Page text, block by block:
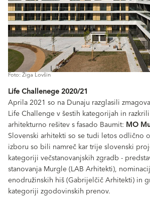
Foto: Žiga Lovšin
Life Challenege 2020/21
Aprila 2021 so na Dunaju razglasili
Life Challenge v šestih kategorijah in
arhitekturno rešitev s fasado Baumit: MO
Slovenski arhitekti so se tudi letos odlično
izboru so bili namreč kar trije slovenski
kategoriji večstanovanjskih zgradb -
stanovanja Murgle (LAB Arhitekti),
enodružinskih hiš (Gabrijelčič Arhitekti) in
kategoriji zgodovinskih prenov.